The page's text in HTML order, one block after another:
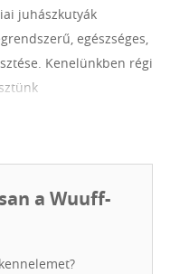
juhászkutyák
egészséges,
Kenelünkben régi
a Wuuff-